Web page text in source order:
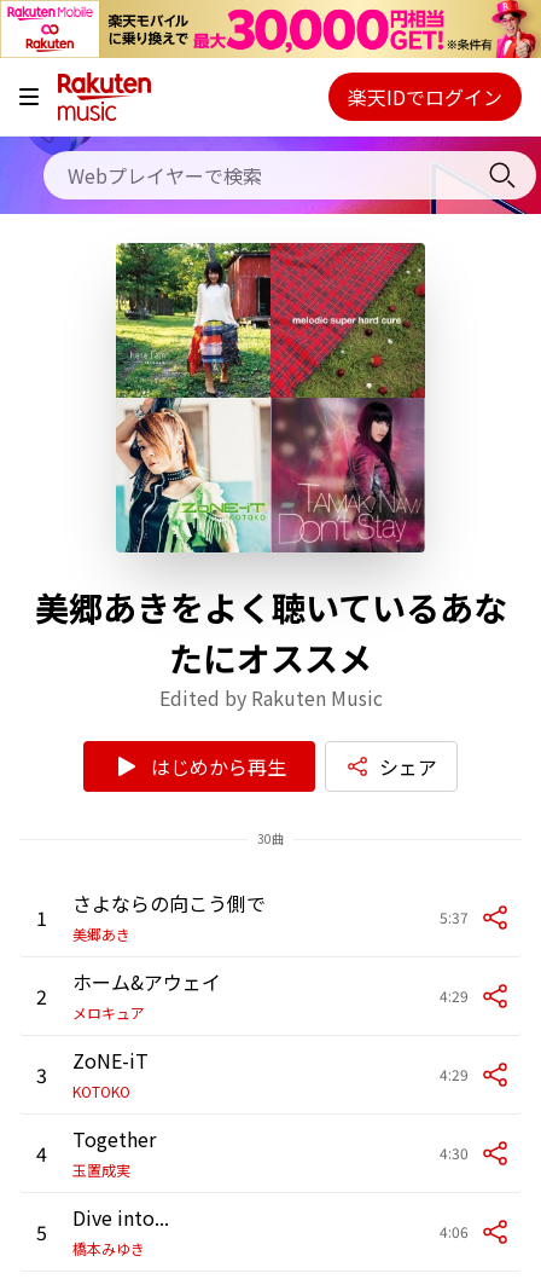
キャンペーン
料金プラン
使い方
初回30日間無料お試し
Webプレイヤー
ご契約内容の確認・変更
楽天IDでログイン
美郷あきをよく聴いているあな
たにオススメ
Edited by Rakuten Music
はじめから再生 シェア
30曲
1 さよならの向こう側で
美郷あき
5:37
2 ホーム&アウェイ
メロキュア
4:29
3 ZoNE-iT
KOTOKO
4:29
4 Together
玉置成実
4:30
5 Dive into...
橋本みゆき
4:06